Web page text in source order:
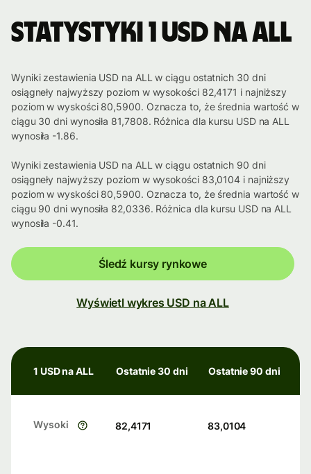
Statystyki 1 USD na ALL
Wyniki zestawienia USD na ALL w ciągu ostatnich 30 dni
osiągneły najwyższy poziom w wysokości 82,4171 i najniższy
poziom w wyskości 80,5900. Oznacza to, że średnia wartość w
ciągu 30 dni wynosiła 81,7808. Różnica dla kursu USD na ALL
wynosiła -1.86.
Wyniki zestawienia USD na ALL w ciągu ostatnich 90 dni
osiągneły najwyższy poziom w wysokości 83,0104 i najniższy
poziom w wyskości 80,5900. Oznacza to, że średnia wartość w
ciągu 90 dni wynosiła 82,0336. Różnica dla kursu USD na ALL
wynosiła -0.41.
Śledź kursy rynkowe
Wyświetl wykres USD na ALL
1 USD na ALL Ostatnie 30 dni Ostatnie 90 dni
Wysoki 82,4171 83,0104